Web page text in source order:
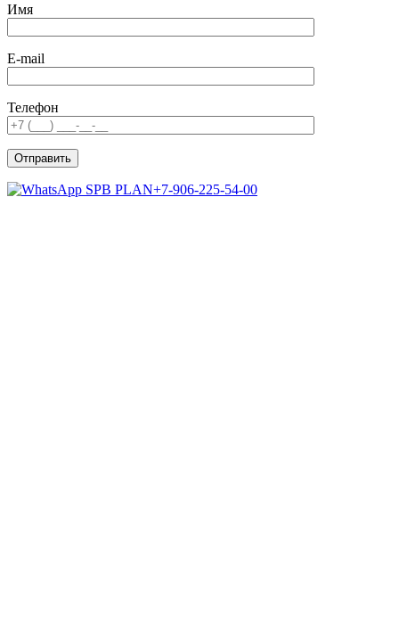
Имя
E-mail
Телефон
+7-906-225-54-00